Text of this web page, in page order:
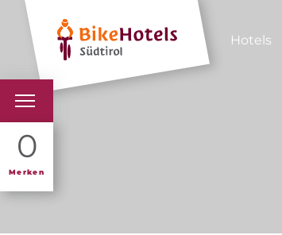
Hotels
0
Merken